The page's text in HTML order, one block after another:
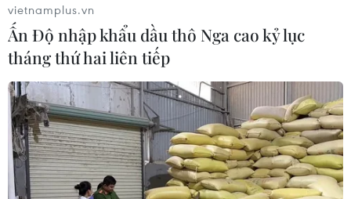
góp phần xây dựng niềm tin số thời
thương mại điện tử
10/08/2026 03:36
Liệu AI có phải là vấn đề an ninh
mạng lớn nhất?
10/08/2026 03:29
vietnamplus.vn
Ấn Độ nhập khẩu dầu thô Nga cao kỷ lục
tháng thứ hai liên tiếp